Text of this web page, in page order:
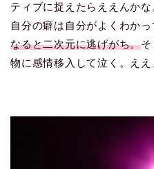
ティブに捉えたらええんかな
自分の癖は自分がよくわかっ
なると二次元に逃げがち。
物に感情移入して泣く。ええ